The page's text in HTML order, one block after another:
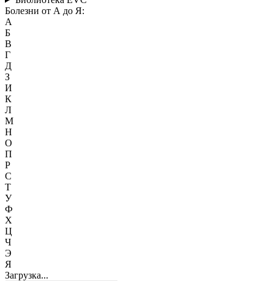
Болезни от А до Я:
А
Б
В
Г
Д
З
И
К
Л
М
Н
О
П
Р
С
Т
У
Ф
Х
Ц
Ч
Э
Я
Загрузка...